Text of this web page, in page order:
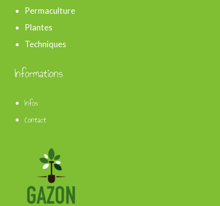
Permaculture
Plantes
Techniques
Informations
Infos
Contact